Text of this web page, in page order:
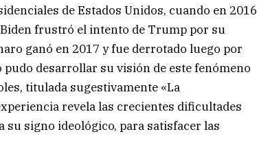
de Estados Unidos, cuando en 2016
frustró el intento de Trump por su
ganó en 2017 y fue derrotado luego por
desarrollar su visión de este fenómeno
titulada sugestivamente «La
revela las crecientes dificultades
su signo ideológico, para satisfacer las